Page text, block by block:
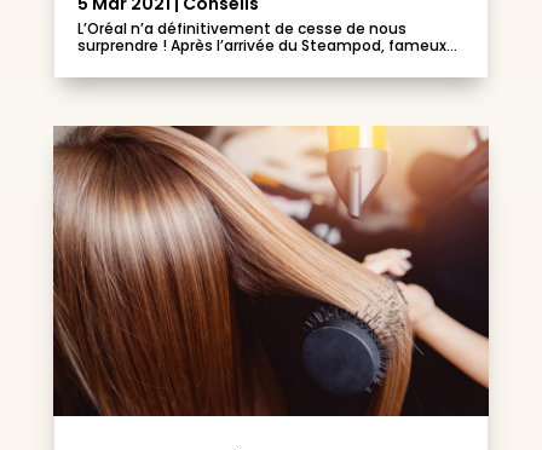
L’Oréal n’a définitivement de cesse de nous
surprendre ! Après l’arrivée du Steampod, fameux...